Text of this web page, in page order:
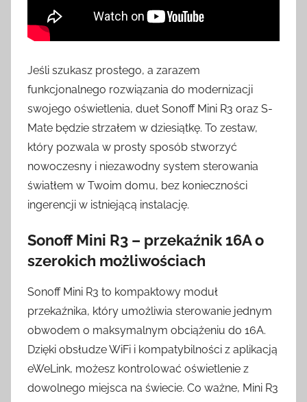
Jeśli szukasz prostego, a zarazem
funkcjonalnego rozwiązania do modernizacji
swojego oświetlenia, duet Sonoff Mini R3 oraz S-
Mate będzie strzałem w dziesiątkę. To zestaw,
który pozwala w prosty sposób stworzyć
nowoczesny i niezawodny system sterowania
światłem w Twoim domu, bez konieczności
ingerencji w istniejącą instalację.
Sonoff Mini R3 – przekaźnik 16A o
szerokich możliwościach
Sonoff Mini R3 to kompaktowy moduł
przekaźnika, który umożliwia sterowanie jednym
obwodem o maksymalnym obciążeniu do 16A.
Dzięki obsłudze WiFi i kompatybilności z aplikacją
eWeLink, możesz kontrolować oświetlenie z
dowolnego miejsca na świecie. Co ważne, Mini R3